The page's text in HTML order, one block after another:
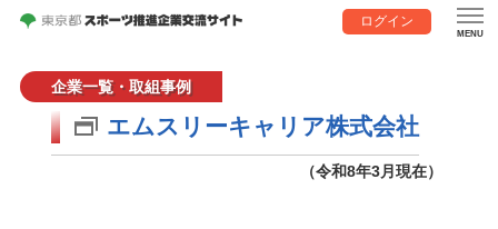
ログイン
企業一覧・取組事例
エムスリーキャリア株式会社
（令和8年3月現在）